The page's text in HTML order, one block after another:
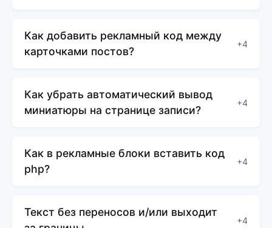
Как добавить рекламный код между
карточками постов?
+4
Как убрать автоматический вывод
миниатюры на странице записи?
+4
Как в рекламные блоки вставить код
php?
+4
Текст без переносов и/или выходит
+4